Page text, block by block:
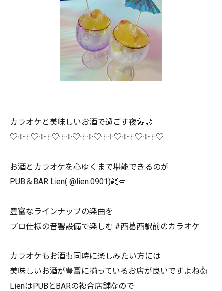
カラオケと美味しいお酒で過ごす夜🎤🌙
♡𓇬𓇬♡𓇬𓇬♡𓇬𓇬♡𓇬𓇬♡𓇬𓇬♡𓇬𓇬♡𓇬𓇬♡
お酒とカラオケを心ゆくまで堪能できるのが
PUB＆BAR Lien( @lien.0901)👯💋
豊富なラインナップの楽曲を
プロ仕様の音響設備で楽しむ #西葛西駅前のカラオケ
カラオケもお酒も同時に楽しみたい方には
美味しいお酒が豊富に揃っているお店が良いですよね👍
LienはPUBとBARの複合店舗なので